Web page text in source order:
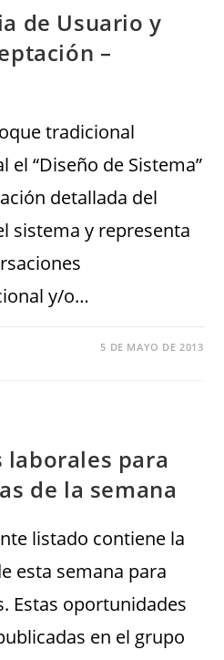
de Usuario y
–
tradicional
el “Diseño de Sistema”
detallada del
sistema y representa
y/o…
5 DE MAYO DE 2013
para
de la semana
listado contiene la
esta semana para
Estas oportunidades
en el grupo